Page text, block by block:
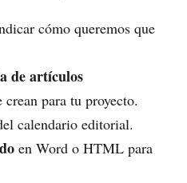
cómo queremos que
de artículos
crean para tu proyecto.
calendario editorial.
en Word o HTML para